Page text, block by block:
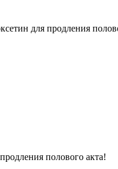
для продления
полового акта!